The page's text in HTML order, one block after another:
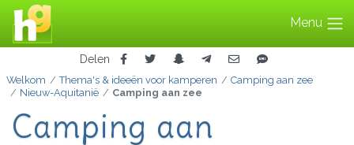
Menu
Delen
Welkom Thema's & ideeën voor kamperen
Camping aan zee
Nieuw-Aquitanië
Camping aan zee
Camping aan